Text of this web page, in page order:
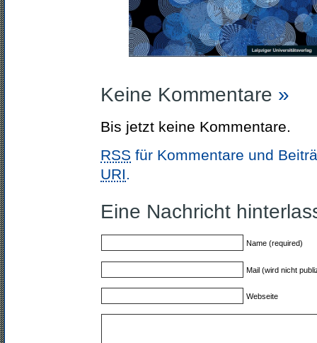
Keine Kommentare »
Bis jetzt keine Kommentare.
RSS für Kommentare und
URI.
Eine Nachricht
Name (required)
Mail (wird nicht
Webseite